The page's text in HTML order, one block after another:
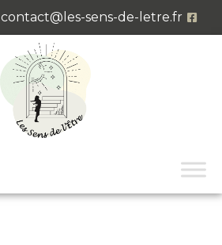
contact@les-sens-de-letre.fr